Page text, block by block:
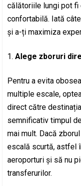
călătoriile lungi pot fi
confortabilă. Iată
și a-ți maximiza
Alege zboruri
Pentru a evita
multiple escale,
direct către
semnificativ timpul
mai mult. Dacă
escală scurtă, astfel
aeroporturi și să nu
transferurilor.